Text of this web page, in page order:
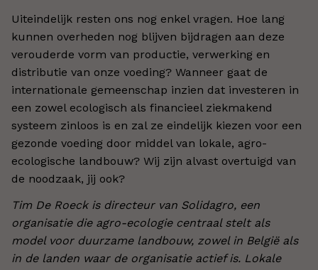
Uiteindelijk resten ons nog enkel vragen. Hoe lang
kunnen overheden nog blijven bijdragen aan deze
verouderde vorm van productie, verwerking en
distributie van onze voeding? Wanneer gaat de
internationale gemeenschap inzien dat investeren in
een zowel ecologisch als financieel ziekmakend
systeem zinloos is en zal ze eindelijk kiezen voor een
gezonde voeding door middel van lokale, agro-
ecologische landbouw? Wij zijn alvast overtuigd van
de noodzaak, jij ook?
Tim De Roeck is directeur van Solidagro, een
organisatie die agro-ecologie centraal stelt als
model voor duurzame landbouw, zowel in België als
in de landen waar de organisatie actief is. Lokale